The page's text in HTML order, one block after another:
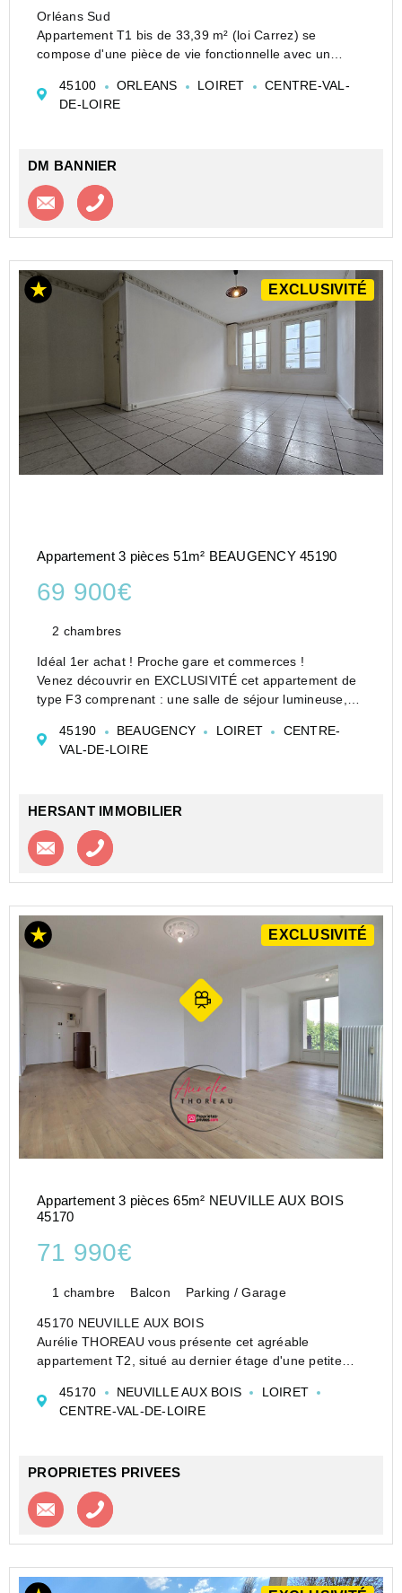
Orléans Sud
Appartement T1 bis de 33,39 m² (loi Carrez) se
compose d'une pièce de vie fonctionnelle avec un
équipée, une salle de bains avec WC et branchement
machine à laver. Le bien est actuell...
45100 ORLEANS LOIRET
CENTRE-VAL-
DE-LOIRE
DM BANNIER
Contacter l'agence
EXCLUSIVITÉ
Appartement 3 pièces 51m² BEAUGENCY 45190
69 900€
2 chambres
Idéal 1er achat ! Proche gare et commerces !
Venez découvrir en EXCLUSIVITÉ cet appartement de
type F3 comprenant : une salle de séjour lumineuse,
placards, wc, salle d'eau.
Cave en sous-sol. Statio...
45190 BEAUGENCY LOIRET
CENTRE-
VAL-DE-LOIRE
HERSANT IMMOBILIER
Contacter l'agence
EXCLUSIVITÉ
Appartement 3 pièces 65m² NEUVILLE AUX BOIS
45170
71 990€
1 chambre Balcon Parking / Garage
45170 NEUVILLE AUX BOIS
Aurélie THOREAU vous présente cet agréable
appartement T2, situé au dernier étage d'une petite
Dès l'entrée, vous découvrirez un hall avec rangements
intégrés, de...
45170 NEUVILLE AUX BOIS
LOIRET
CENTRE-VAL-DE-LOIRE
PROPRIETES PRIVEES
Contacter l'agence